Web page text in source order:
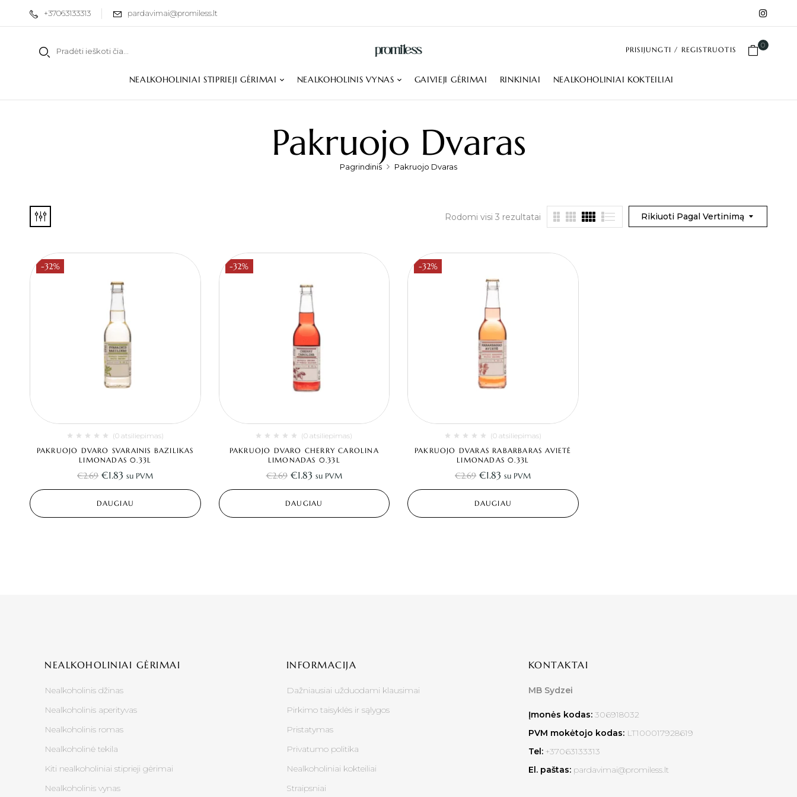
+37063133313 pardavimai@promiless.lt
PRISIJUNGTI / REGISTRUOTIS
0
NEALKOHOLINIAI STIPRIEJI GĖRIMAI NEALKOHOLINIS VYNAS GAIVIEJI GĖRIMAI RINKINIAI NEALKOHOLINIAI KOKTEILIAI
Pakruojo Dvaras
Pagrindinis Pakruojo Dvaras
Rikiuoti Pagal Vertinimą
Rodomi visi 3 rezultatai
-32%
(0 atsiliepimas)
PAKRUOJO DVARO SVARAINIS BAZILIKAS
LIMONADAS 0.33L
€2.69 €1.83 su PVM
DAUGIAU
-32%
(0 atsiliepimas)
PAKRUOJO DVARO CHERRY CAROLINA
LIMONADAS 0.33L
€2.69 €1.83 su PVM
DAUGIAU
-32%
(0 atsiliepimas)
PAKRUOJO DVARAS RABARBARAS AVIETĖ
LIMONADAS 0.33L
€2.69 €1.83 su PVM
DAUGIAU
NEALKOHOLINIAI GĖRIMAI
Nealkoholinis džinas
Nealkoholinis aperityvas
Nealkoholinis romas
Nealkoholinė tekila
Kiti nealkoholiniai stiprieji gėrimai
Nealkoholinis vynas
INFORMACIJA
Dažniausiai užduodami klausimai
Pirkimo taisyklės ir sąlygos
Pristatymas
Privatumo politika
Nealkoholiniai kokteiliai
Straipsniai
KONTAKTAI
MB Sydzei
Įmonės kodas: 306918032
PVM mokėtojo kodas: LT100017928619
Tel:+37063133313
El. paštas:pardavimai@promiless.lt